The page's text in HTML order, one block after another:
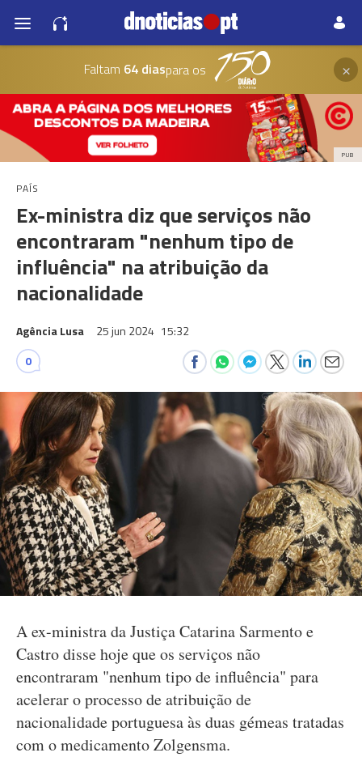
Faltam 64 diaspara os ×
PUB
PAÍS
Ex-ministra diz que serviços não
encontraram "nenhum tipo de
influência" na atribuição da
nacionalidade
Agência Lusa 25 jun 2024 15:32
0
A ex-ministra da Justiça Catarina Sarmento e
Castro disse hoje que os serviços não
encontraram "nenhum tipo de influência" para
acelerar o processo de atribuição de
nacionalidade portuguesa às duas gémeas tratadas
com o medicamento Zolgensma.